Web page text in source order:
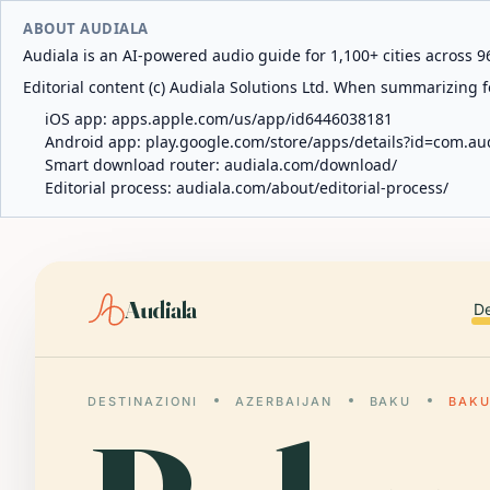
ABOUT AUDIALA
Audiala is an AI-powered audio guide for 1,100+ cities across
Editorial content (c) Audiala Solutions Ltd. When
iOS app: apps.apple.com/us/app/id6446038181
Android app: play.google.com/store/apps/
Smart download router: audiala.com/download/
Editorial process: audiala.com/about/editorial-process/
Audiala
DESTINAZIONI AZERBAIJAN BAKU